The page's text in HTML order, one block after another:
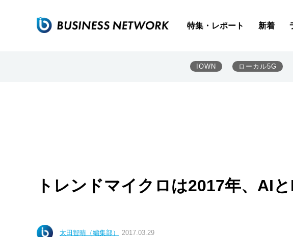
特集・レポート 新着
IOWN ローカル5G
トレンドマイクロは2017年、AI
太田智晴（編集部） 2017.03.29